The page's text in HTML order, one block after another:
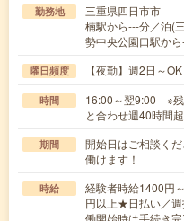
勤務地
三重県四日市市
楠駅から---分／泊(
勢中央公園口駅か
曜日頻度 【夜勤】週2日～
時間
16:00～翌9:00 ※残
と合わせ週40時間
期間
開始日はご相談く
働けます！
時給
経験者時給1400円
円以上★日払い／週
働開始時は手続き完